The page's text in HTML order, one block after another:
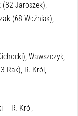
(82 Jaroszek),
(68 Woźniak),
Wawszczyk,
Rak), R. Król,
– R. Król,